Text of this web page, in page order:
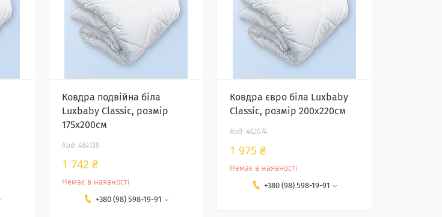
Ковдра подвійна біла
Luxbaby Classic, розмір
175х200см
484139
1 742 ₴
Немає в наявності
+380 (98) 598-19-91
Ковдра євро біла Luxbaby
Classic, розмір 200х220см
482074
1 975 ₴
Немає в наявності
+380 (98) 598-19-91